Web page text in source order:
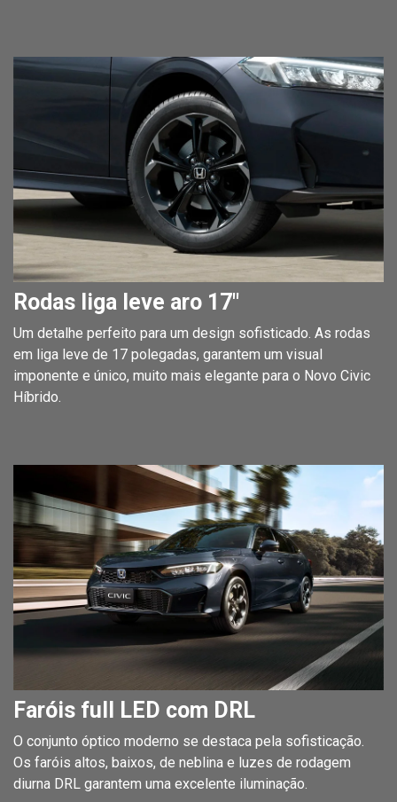
Rodas liga leve aro 17"
Um detalhe perfeito para um design sofisticado. As rodas
em liga leve de 17 polegadas, garantem um visual
imponente e único, muito mais elegante para o Novo Civic
Híbrido.
Faróis full LED com DRL
O conjunto óptico moderno se destaca pela sofisticação.
Os faróis altos, baixos, de neblina e luzes de rodagem
diurna DRL garantem uma excelente iluminação.